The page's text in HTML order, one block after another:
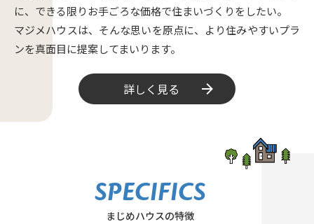
に、できる限りお手ごろな価格で住まいづくりをしたい。
マジメハウスは、そんな思いを原点に、より住みやすいプラ
ンを真面目に提案してまいります。
詳しく見る
SPECIFICS
まじめハウスの特徴